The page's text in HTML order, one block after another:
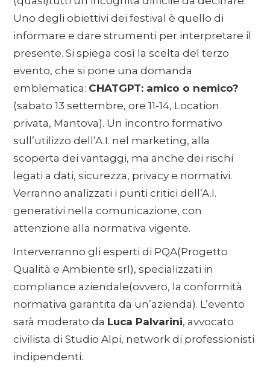
Uno degli obiettivi dei festival è quello di
informare e dare strumenti per interpretare il
presente. Si spiega così la scelta del terzo
evento, che si pone una domanda
emblematica: CHATGPT: amico o nemico?
(sabato 13 settembre, ore 11-14, Location
privata, Mantova). Un incontro formativo
sull’utilizzo dell’A.I. nel marketing, alla
scoperta dei vantaggi, ma anche dei rischi
legati a dati, sicurezza, privacy e normativi.
Verranno analizzati i punti critici dell’A.I.
generativi nella comunicazione, con
attenzione alla normativa vigente.
Interverranno gli esperti di PQA(Progetto
Qualità e Ambiente srl), specializzati in
compliance aziendale(ovvero, la conformità
normativa garantita da un’azienda). L’evento
sarà moderato da Luca Palvarini, avvocato
civilista di Studio Alpi, network di professionisti
indipendenti.